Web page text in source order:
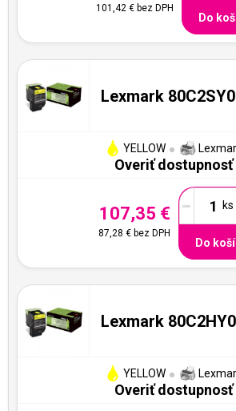
101,42 €bez DPH
Do
Lexmark
YELLOW
Overiť dostupnosť
107,35 €
87,28 € bez DPH
-
Do
Lexmark
YELLOW
Overiť dostupnosť